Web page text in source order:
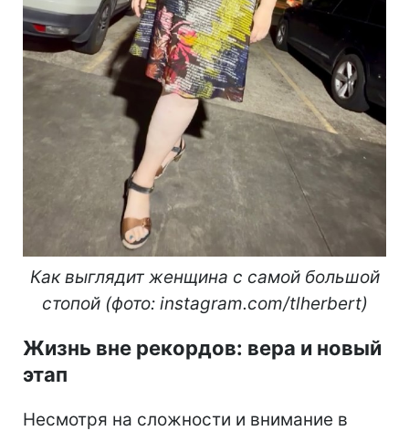
Как выглядит женщина с самой большой
стопой (фото: instagram.com/tlherbert)
Жизнь вне рекордов: вера и новый
этап
Несмотря на сложности и внимание в